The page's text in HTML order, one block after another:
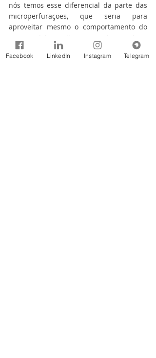
nós temos esse diferencial da parte das
microperfurações, que seria para
aproveitar mesmo o comportamento do
rio e modelar melhor o painel”, ressalta o
pesquisador.
Facebook LinkedIn Instagram Telegram